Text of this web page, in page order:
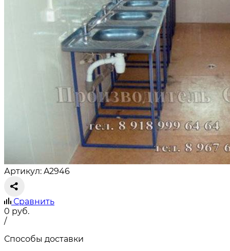
Артикул: A2946
Сравнить
0 руб.
/
Способы доставки